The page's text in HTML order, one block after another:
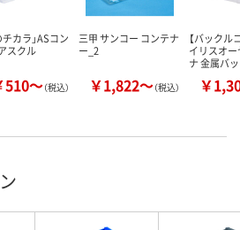
チカラ」ASコン
スクル
510～（税込）
三甲 サンコー コンテナ
ー_2
￥1,822～（税込）
【バックル
イリスオ
ナ 金属バ
￥